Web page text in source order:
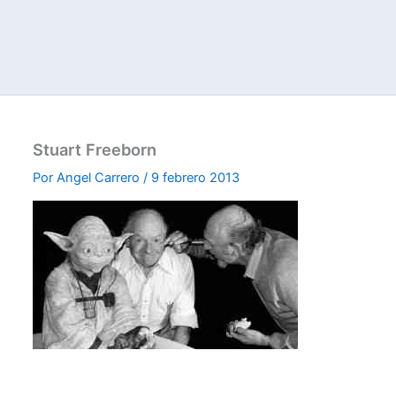
Stuart Freeborn
PorAngel Carrero/ 9 febrero 2013